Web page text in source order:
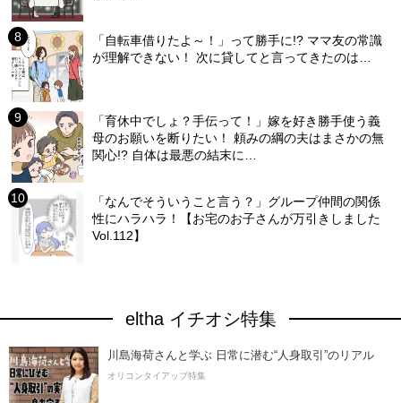
「自転車借りたよ～！」って勝手に!? ママ友の常識
が理解できない！ 次に貸してと言ってきたのは…
「育休中でしょ？手伝って！」嫁を好き勝手使う義
母のお願いを断りたい！ 頼みの綱の夫はまさかの無
関心!? 自体は最悪の結末に…
「なんでそういうこと言う？」グループ仲間の関係
性にハラハラ！【お宅のお子さんが万引きしました
Vol.112】
eltha イチオシ特集
川島海荷さんと学ぶ 日常に潜む“人身取引”のリアル
オリコンタイアップ特集